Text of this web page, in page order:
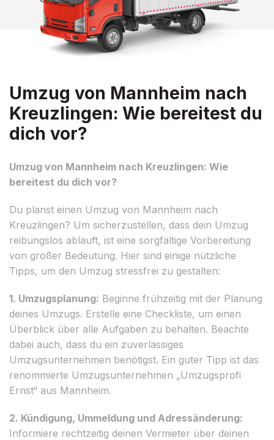
Umzug von Mannheim nach
Kreuzlingen: Wie bereitest du
dich vor?
Umzug von Mannheim nach Kreuzlingen: Wie
bereitest du dich vor?
Du planst einen Umzug von Mannheim nach
Kreuzlingen? Um sicherzustellen, dass dein Umzug
reibungslos abläuft, ist eine sorgfältige Vorbereitung
von großer Bedeutung. Hier sind einige nützliche
Tipps, um den Umzug stressfrei zu gestalten:
1. Umzugsplanung: Beginne frühzeitig mit der Planung
deines Umzugs. Erstelle eine Checkliste, um einen
Überblick über alle Aufgaben zu behalten. Beachte
dabei auch, dass du ein zuverlässiges
Umzugsunternehmen benötigst. Ein guter Tipp ist das
renommierte Umzugsunternehmen „Umzugsprofi
Ernst“ aus Mannheim.
2. Kündigung, Ummeldung und Adressänderung:
Informiere rechtzeitig deinen Vermieter über deinen